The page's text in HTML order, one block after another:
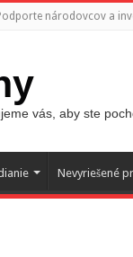
národovcov a
vás, aby ste
Nevyriešené